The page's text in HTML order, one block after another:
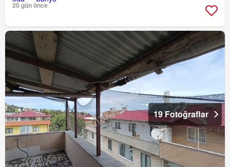
20 gün önce
19 Fotoğraflar